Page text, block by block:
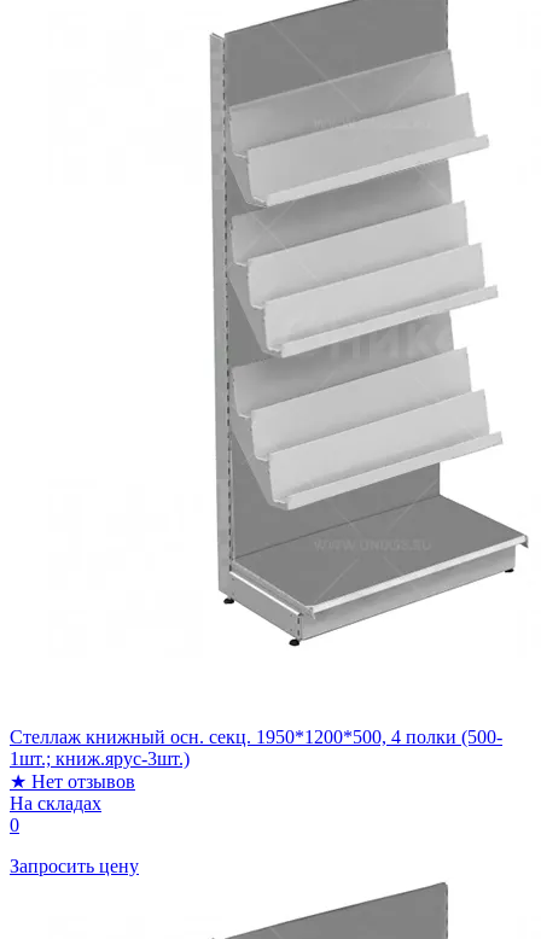
Стеллаж книжный осн. секц. 1950*1200*500, 4 полки (500-
1шт.; книж.ярус-3шт.)
★ Нет отзывов
На складах
0
Запросить цену